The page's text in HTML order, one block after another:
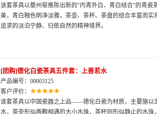
该套茶具以婺州窑推陈出新的“内青外白、青白结合”的青
美，青白釉色明净淡雅，茶壶、茶杯、茶盘的组合丰富而
追求的淡泊宁静、归依自然的精神境界。
[团购]德化白瓷茶具五件套：上善若水
产品编号：00003125
客户评价：
该套茶具以中国瓷器之上品——德化白瓷为材质，主要施
水，茶壶形似两颗相遇的大小水珠，茶杯则形似静止的水